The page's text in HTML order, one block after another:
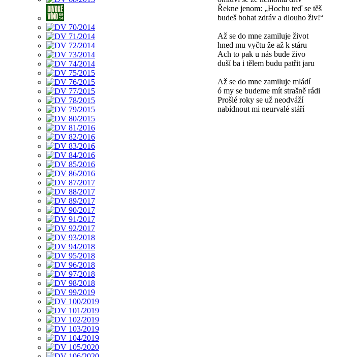
Řekne jenom: „Hochu teď se těš
budeš bohat zdráv a dlouho živ!“
Až se do mne zamiluje život
hned mu vyčtu že až k stáru
Ach to pak u nás bude živo
duší ba i tělem budu patřit jaru
Až se do mne zamiluje mládí
ó my se budeme mít strašně rádi
Prošlé roky se už neodváží
nabídnout mi neurvalé stáří